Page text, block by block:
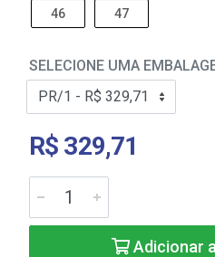
46 47
SELECIONE UMA
R$ 329,71
Adicionar